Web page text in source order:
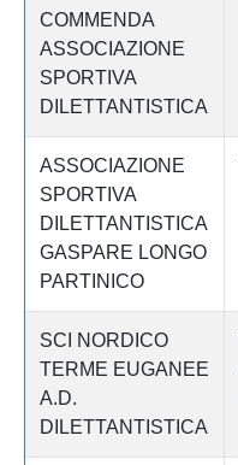
COMMENDA
ASSOCIAZIONE
SPORTIVA
DILETTANTISTICA
ASSOCIAZIONE
SPORTIVA
DILETTANTISTICA
GASPARE LONGO
PARTINICO
SCI NORDICO
TERME EUGANEE
A.D.
DILETTANTISTICA